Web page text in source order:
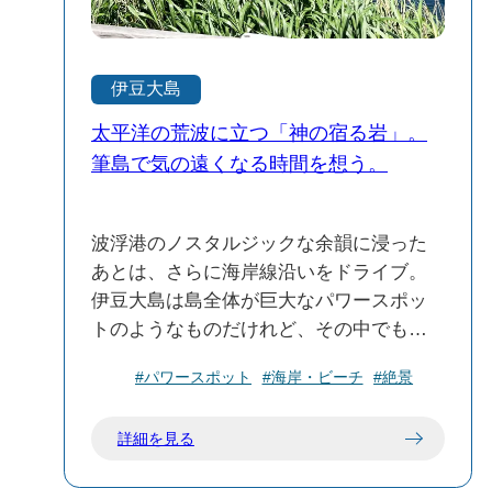
伊豆大島
太平洋の荒波に立つ「神の宿る岩」。
筆島で気の遠くなる時間を想う。
波浮港のノスタルジックな余韻に浸った
あとは、さらに海岸線沿いをドライブ。
伊豆大島は島全体が巨大なパワースポッ
トのようなものだけれど、その中でも私
るたびに畏敬の念を抱く場所がある。 そ
岩、「筆島（ふでしま）」だ。 展望台か
#パワースポット #海岸・ビーチ #絶景
詳細を見る